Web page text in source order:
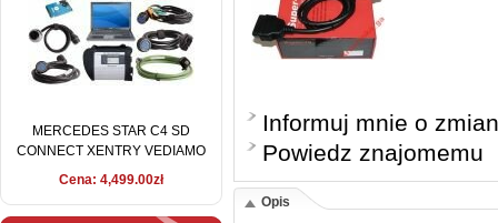
MERCEDES STAR C4 SD
CONNECT XENTRY VEDIAMO
2016 + DELL D630
Cena: 4,499.00zł
Informuj mnie o
Powiedz znajomemu
Opis